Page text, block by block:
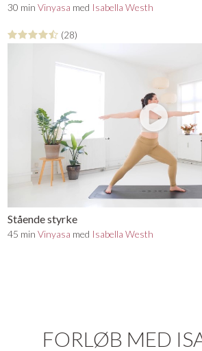
30 minVinyasa med Isabella Westh
(28)
Stående styrke
45 minVinyasa med Isabella Westh
FORLØB MED